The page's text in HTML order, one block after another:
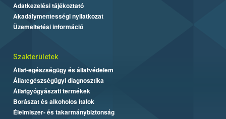
Adatkezelési tájékoztató
Akadálymentességi nyilatkozat
Üzemeltetési információ
Szakterületek
Állat-egészségügy és állatvédelem
Állategészségügyi diagnosztika
Állatgyógyászati termékek
Borászat és alkoholos italok
Élelmiszer- és takarmánybiztonság